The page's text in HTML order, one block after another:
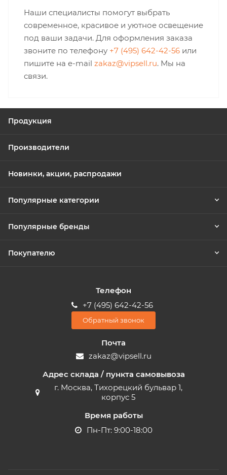
Наши специалисты помогут выбрать
современное, красивое и уютное освещение
под ваши задачи. Для оформления заказа
звоните по телефону +7 (495) 642-42-56 или
пишите на e-mail zakaz@vipsell.ru. Мы на
связи.
Продукция
Производители
Новинки, акции, распродажи
Популярные категории
Популярные бренды
Покупателю
Телефон
+7 (495) 642-42-56
Обратный звонок
Почта
zakaz@vipsell.ru
Адрес склада / пункта самовывоза
г. Москва, Тихорецкий бульвар 1,
корпус 5
Время работы
Пн-Пт: 9:00-18:00